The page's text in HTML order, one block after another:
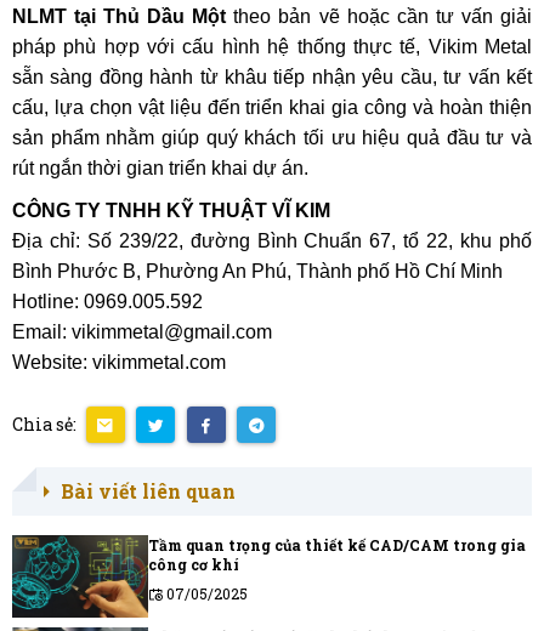
NLMT tại Thủ Dầu Một theo bản vẽ hoặc cần tư vấn giải
pháp phù hợp với cấu hình hệ thống thực tế, Vikim Metal
sẵn sàng đồng hành từ khâu tiếp nhận yêu cầu, tư vấn kết
cấu, lựa chọn vật liệu đến triển khai gia công và hoàn thiện
sản phẩm nhằm giúp quý khách tối ưu hiệu quả đầu tư và
rút ngắn thời gian triển khai dự án.
CÔNG TY TNHH KỸ THUẬT VĨ KIM
Địa chỉ: Số 239/22, đường Bình Chuẩn 67, tổ 22, khu phố
Bình Phước B, Phường An Phú, Thành phố Hồ Chí Minh
Hotline: 0969.005.592
Email: vikimmetal@gmail.com
Website: vikimmetal.com
Chia sẻ:
Bài viết liên quan
Tầm quan trọng của thiết kế CAD/CAM trong gia
công cơ khí
07/05/2025